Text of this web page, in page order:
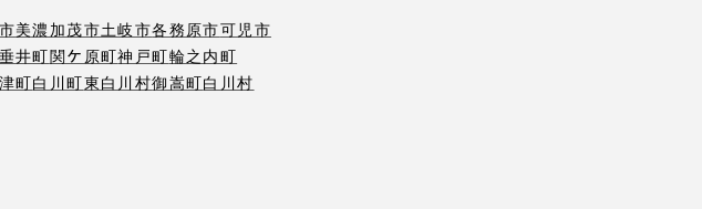
美濃加茂市土岐市各務原市可児市
垂井町関ケ原町神戸町輪之内町
町白川町東白川村御嵩町白川村